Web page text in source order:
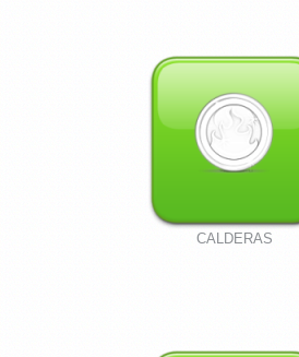
CALDERAS